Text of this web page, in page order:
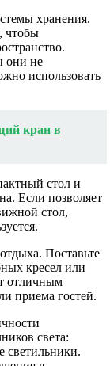
хранения.
чтобы
они не
использовать
кран в
стол и
Если позволяет
стол,
Поставьте
кресел или
отличным
приема гостей.
света:
светильники.